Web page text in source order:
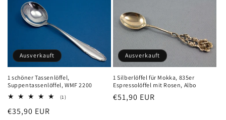
Ausverkauft
1 schöner Tassenlöffel,
Suppentassenlöffel, WMF 2200
(1)1
Normaler
€35,90 EUR
Ausverkauft
1 Silberlöffel für Mokka, 835er
Espressolöffel mit Rosen, Albo
Normaler
€51,90 EUR